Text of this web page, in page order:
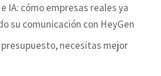
IA: cómo empresas reales ya
su comunicación con HeyGen
necesitas mejor